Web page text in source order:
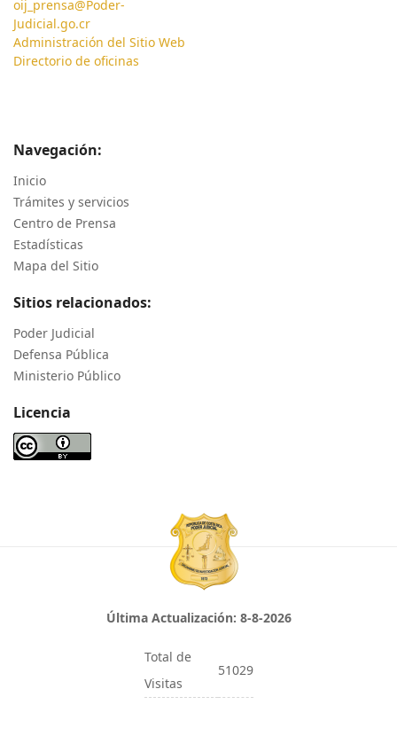
oij_prensa@Poder-
Judicial.go.cr
Administración del Sitio Web
Directorio de oficinas
Navegación:
Inicio
Trámites y servicios
Centro de Prensa
Estadísticas
Mapa del Sitio
Sitios relacionados:
Poder Judicial
Defensa Pública
Ministerio Público
Licencia
Última Actualización: 8-8-2026
Total de
Visitas
51029